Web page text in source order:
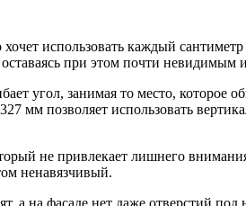
использовать каждый
при этом почти невидимым
угол, занимая то место,
мм позволяет использовать
не привлекает лишнего
ненавязчивый.
а на фасаде нет даже отверстий